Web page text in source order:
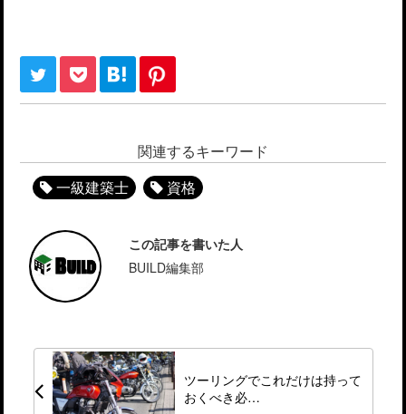
関連するキーワード
一級建築士
資格
この記事を書いた人
BUILD編集部
ツーリングでこれだけは持って
おくべき必…